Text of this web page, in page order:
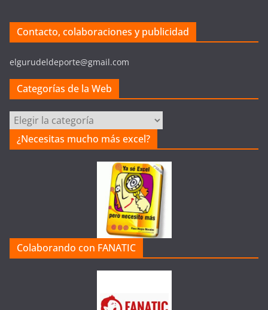
Contacto, colaboraciones y publicidad
elgurudeldeporte@gmail.com
Categorías de la Web
Categorías
la
¿Necesitas mucho más excel?
Colaborando con FANATIC